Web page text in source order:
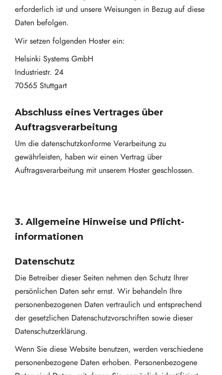
erforderlich ist und unsere Weisungen in Bezug auf diese
Daten befolgen.
Wir setzen folgenden Hoster ein:
Helsinki Systems GmbH
Industriestr. 24
70565 Stuttgart
Abschluss eines Vertrages über
Auftragsverarbeitung
Um die datenschutzkonforme Verarbeitung zu
gewährleisten, haben wir einen Vertrag über
Auftragsverarbeitung mit unserem Hoster geschlossen.
3. Allgemeine Hinweise und Pflicht­
informationen
Datenschutz
Die Betreiber dieser Seiten nehmen den Schutz Ihrer
persönlichen Daten sehr ernst. Wir behandeln Ihre
personenbezogenen Daten vertraulich und entsprechend
der gesetzlichen Datenschutzvorschriften sowie dieser
Datenschutzerklärung.
Wenn Sie diese Website benutzen, werden verschiedene
personenbezogene Daten erhoben. Personenbezogene